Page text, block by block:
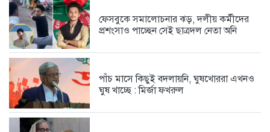
অদক্ষতা ও বহিরাগতদের দিয়ে দাপ্তরিক...
5 days আগে
স্কপ কেন্দ্রীয় নেতৃবৃন্দের সঙ্গে কক্সবাজার...
6 days আগে
ফেসবুকে সমালোচনার ঝড়, দলীয় কর্মীদের
প্রশংসাও পাচ্ছেন সেই ছাত্রদল নেতা অনি
পাঁচ মাসে কিছুই বদলায়নি, ঘুষখোররা এখনও
ঘুষ খাচ্ছে : মির্জা ফখরুল